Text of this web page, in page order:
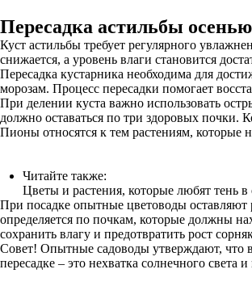
Пересадка астильбы осенью
Куст астильбы требует регулярного
снижается, а уровень влаги становится
Пересадка кустарника необходима для
морозам. Процесс пересадки помогает
При делении куста важно использовать
должно оставаться по три здоровых почки.
Пионы относятся к тем растениям, которые
Читайте также:
Цветы и растения, которые любят тень в
При посадке опытные цветоводы оставляют
определяется по почкам, которые должны
сохранить влагу и предотвратить рост
Совет! Опытные садоводы утверждают, что
пересадке – это нехватка солнечного света и